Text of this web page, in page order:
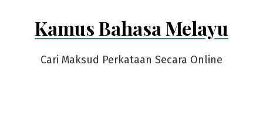
Kamus Bahasa Melayu
Cari Maksud Perkataan Secara Online